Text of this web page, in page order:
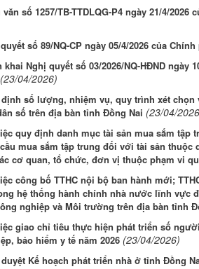
số 1257/TB-TTDLQG-P4 ngày 21/4/2026
số 89/NQ-CP ngày 05/4/2026 của Chính
Nghị quyết số 03/2026/NQ-HĐND ngày
(23/04/2026)
số lượng, nhiệm vụ, quy trình xét
số trên địa bàn tỉnh Đồng Nai (23/04/
quy định danh mục tài sản mua sắm tập
mua sắm tập trung đối với tài sản thuộc
cơ quan, tổ chức, đơn vị thuộc phạm vi
công bố TTHC nội bộ ban hành mới;
hệ thống hành chính nhà nước lĩnh vực
nghiệp và Môi trường trên địa bàn tỉnh
giao chỉ tiêu thực hiện phát triển số
bảo hiểm y tế năm 2026 (23/04/2026)
Kế hoạch phát triển nhà ở tỉnh Đồng